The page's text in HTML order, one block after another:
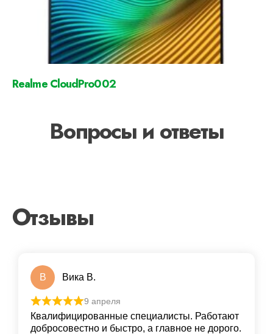
Realme CloudPro002
Вопросы и ответы
Отзывы
В Вика В.
9 апреля
Квалифицированные специалисты. Работают
добросовестно и быстро, а главное не дорого.